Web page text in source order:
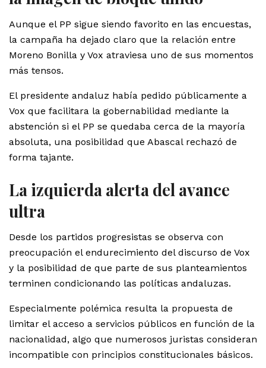
Aunque el PP sigue siendo favorito en las encuestas,
la campaña ha dejado claro que la relación entre
Moreno Bonilla y Vox atraviesa uno de sus momentos
más tensos.
El presidente andaluz había pedido públicamente a
Vox que facilitara la gobernabilidad mediante la
abstención si el PP se quedaba cerca de la mayoría
absoluta, una posibilidad que Abascal rechazó de
forma tajante.
La izquierda alerta del avance
ultra
Desde los partidos progresistas se observa con
preocupación el endurecimiento del discurso de Vox
y la posibilidad de que parte de sus planteamientos
terminen condicionando las políticas andaluzas.
Especialmente polémica resulta la propuesta de
limitar el acceso a servicios públicos en función de la
nacionalidad, algo que numerosos juristas consideran
incompatible con principios constitucionales básicos.